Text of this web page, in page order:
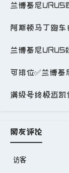
网友评论